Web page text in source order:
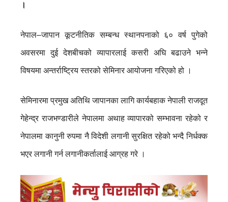
।
नेपाल–जापान कूटनीतिक सम्बन्ध स्थानपनाको ६० वर्ष पुगेको
अवसरमा दुई देशबीचको व्यापारलाई कसरी अघि बढाउने भन्ने
विषयमा अन्तर्राष्ट्रिय स्तरको सेमिनार आयोजना गरिएको हो ।
सेमिनारमा प्रमुख अतिथि जापानका लागि कार्यबहाक नेपाली राजदूत
गेहेन्द्र राजभण्डारीले नेपालमा अथाह व्यापारको सम्भावना रहेको र
नेपालमा कानुनी रुपमा नै विदेशी लगानी सुरक्षित रहेको भन्दै निर्धक्क
भएर लगानी गर्न लगानीकर्तालाई आग्रह गरे ।